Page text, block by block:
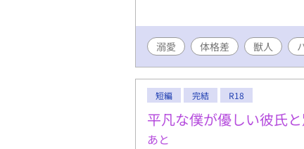
溺愛 体格差 獣人
短編 完結 R18
平凡な僕が優しい彼氏
あと